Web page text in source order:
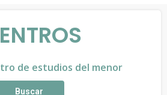
de estudios del menor
Buscar